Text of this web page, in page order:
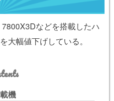
などを搭載したハ
大幅値下げしている。
機